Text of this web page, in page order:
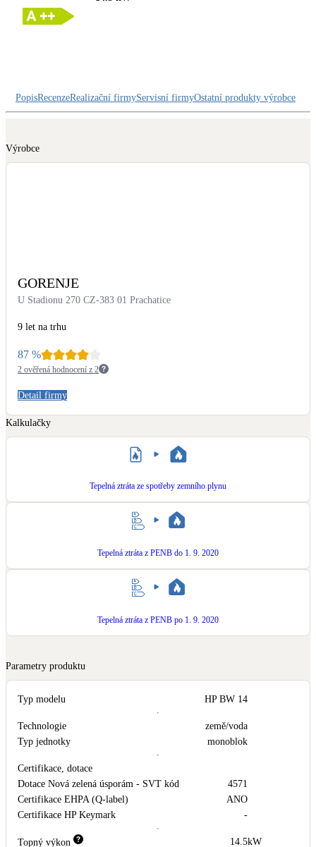
Okna / dveře
Pouze velké BESS
Rekuperace tepla odpadní vody
Šedá i černá odpadní voda
Kamna / krby
Doplňkové zdroje vytápění
LED osvětlení
Vnitřní i venkovní
Akumulace dešťovky
Vegetační střechy
PopisRecenzeRealizační firmyServisní firmyOstatní produkty výrobce
Výrobce
GORENJE
U Stadionu 270 CZ-383 01 Prachatice
9 let na trhu
87 %
2 ověřená hodnocení z 2
Detail firmy
Kalkulačky
Tepelná ztráta ze spotřeby zemního plynu
Tepelná ztráta z PENB do 1. 9. 2020
Tepelná ztráta z PENB po 1. 9. 2020
Parametry produktu
Typ modelu HP BW 14
Technologie
země/voda
Typ jednotky
monoblok
Certifikace, dotace
Dotace Nová zelená úsporám - SVT kód
4571
Certifikace EHPA (Q-label)
ANO
Certifikace HP Keymark
-
Topný výkon 14.5kW